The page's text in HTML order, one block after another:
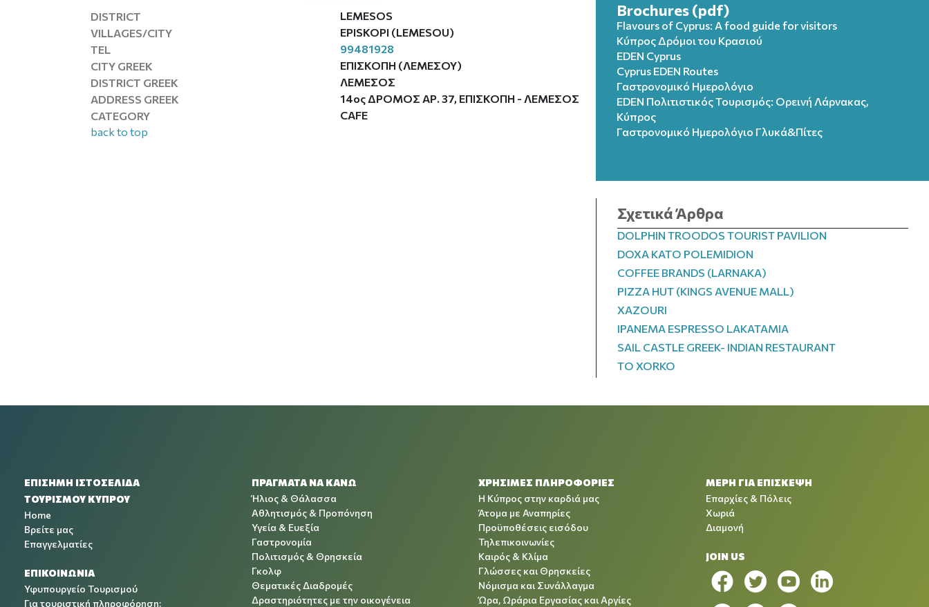
DISTRICT
LEMESOS
VILLAGES/CITY
EPISKOPI (LEMESOU)
TEL
99481928
CITY GREEK
ΕΠΙΣΚΟΠΗ (ΛΕΜΕΣΟΥ)
DISTRICT GREEK
ΛΕΜΕΣΟΣ
ADDRESS GREEK
14ος ΔΡΟΜΟΣ ΑΡ. 37, ΕΠΙΣΚΟΠΗ - ΛΕΜΕΣΟΣ
CATEGORY
CAFE
back to top
Brochures (pdf)
Flavours of Cyprus: A food guide for visitors
Κύπρος Δρόμοι του Κρασιού
EDEN Cyprus
Cyprus EDEN Routes
Γαστρονομικό Ημερολόγιο
EDEN Πολιτιστικός Τουρισμός: Ορεινή Λάρνακας,
Κύπρος
Γαστρονομικό Ημερολόγιo Γλυκά&Πίτες
Σχετικά Άρθρα
DOLPHIN TROODOS TOURIST PAVILION
DOXA KATO POLEMIDION
COFFEE BRANDS (LARNAKA)
PIZZA HUT (KINGS AVENUE MALL)
XAZOURI
IPANEMA ESPRESSO LAKATAMIA
SAIL CASTLE GREEK- INDIAN RESTAURANT
TO XORKO
ΕΠΙΣΗΜΗ ΙΣΤΟΣΕΛΙΔΑ
ΤΟΥΡΙΣΜΟΥ ΚΥΠΡΟΥ
Home
Βρείτε μας
Επαγγελματίες
ΕΠΙΚΟΙΝΩΝΙΑ
Υφυπουργείο Τουρισμού
Για τουριστική πληροφόρηση:
ΠΡΑΓΜΑΤΑ ΝΑ ΚΑΝΩ
Ήλιος & Θάλασσα
Αθλητισμός & Προπόνηση
Υγεία & Ευεξία
Γαστρονομία
Πολιτισμός & Θρησκεία
Γκολφ
Θεματικές Διαδρομές
Δραστηριότητες με την οικογένεια
ΧΡΉΣΙΜΕΣ ΠΛΗΡΟΦΟΡΊΕΣ
Η Κύπρος στην καρδιά μας
Άτομα με Αναπηρίες
Προϋποθέσεις εισόδου
Τηλεπικοινωνίες
Καιρός & Κλίμα
Γλώσσες και Θρησκείες
Νόμισμα και Συνάλλαγμα
Ώρα, Ωράρια Εργασίας και Αργίες
ΜΕΡΗ ΓΙΑ ΕΠΙΣΚΕΨΗ
Επαρχίες & Πόλεις
Χωριά
Διαμονή
JOIN US